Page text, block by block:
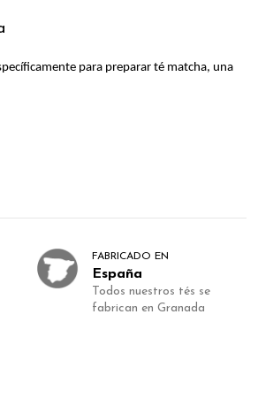
para preparar té matcha, una
FABRICADO EN
España
Todos nuestros tés se
fabrican en Granada